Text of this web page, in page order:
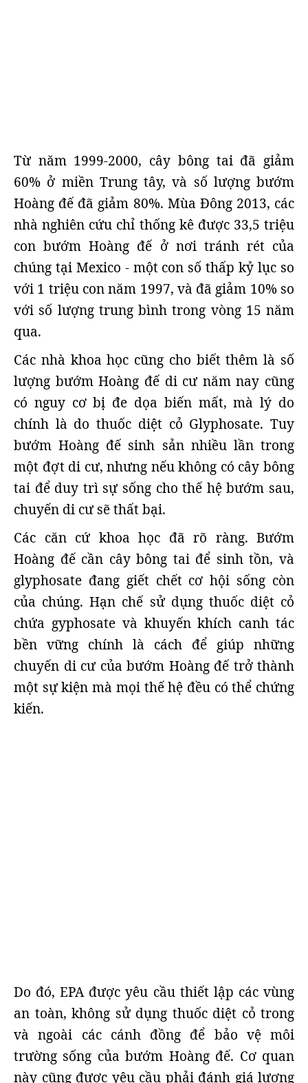
Từ năm 1999-2000, cây bông tai đã giảm
60% ở miền Trung tây, và số lượng bướm
Hoàng đế đã giảm 80%. Mùa Đông 2013, các
nhà nghiên cứu chỉ thống kê được 33,5 triệu
con bướm Hoàng đế ở nơi tránh rét của
chúng tại Mexico - một con số thấp kỷ lục so
với 1 triệu con năm 1997, và đã giảm 10% so
với số lượng trung bình trong vòng 15 năm
qua.
Các nhà khoa học cũng cho biết thêm là số
lượng bướm Hoàng đế di cư năm nay cũng
có nguy cơ bị đe dọa biến mất, mà lý do
chính là do thuốc diệt cỏ Glyphosate. Tuy
bướm Hoàng đế sinh sản nhiều lần trong
một đợt di cư, nhưng nếu không có cây bông
tai để duy trì sự sống cho thế hệ bướm sau,
chuyến di cư sẽ thất bại.
Các căn cứ khoa học đã rõ ràng. Bướm
Hoàng đế cần cây bông tai để sinh tồn, và
glyphosate đang giết chết cơ hội sống còn
của chúng. Hạn chế sử dụng thuốc diệt cỏ
chứa gyphosate và khuyến khích canh tác
bền vững chính là cách để giúp những
chuyến di cư của bướm Hoàng đế trở thành
một sự kiện mà mọi thế hệ đều có thể chứng
kiến.
Do đó, EPA được yêu cầu thiết lập các vùng
an toàn, không sử dụng thuốc diệt cỏ trong
và ngoài các cánh đồng để bảo vệ môi
trường sống của bướm Hoàng đế. Cơ quan
này cũng được yêu cầu phải đánh giá lượng